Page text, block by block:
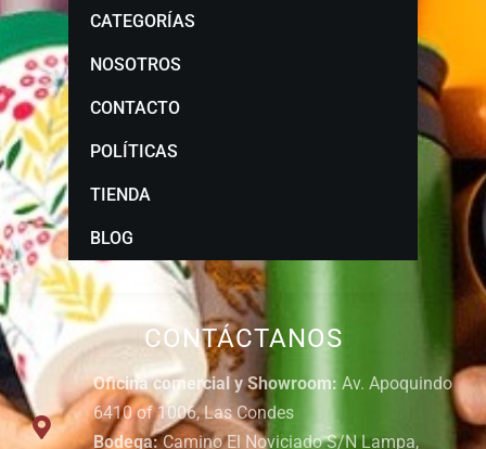
CONTÁCTANOS
Oficina comercial y Showroom: Av. Apoquindo
6410 of 1006, Las Condes
Bodega:Camino El Noviciado S/N Lampa,
CATEGORÍAS
NOSOTROS
CONTACTO
POLÍTICAS
TIENDA
BLOG